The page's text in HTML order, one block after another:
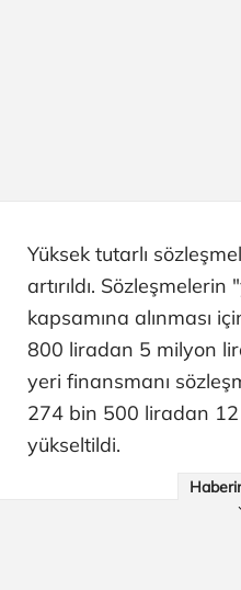
Yüksek tutarlı
artırıldı. Sözleşmelerin
kapsamına alınması
800 liradan 5 milyon
yeri finansmanı
274 bin 500 liradan
yükseltildi.